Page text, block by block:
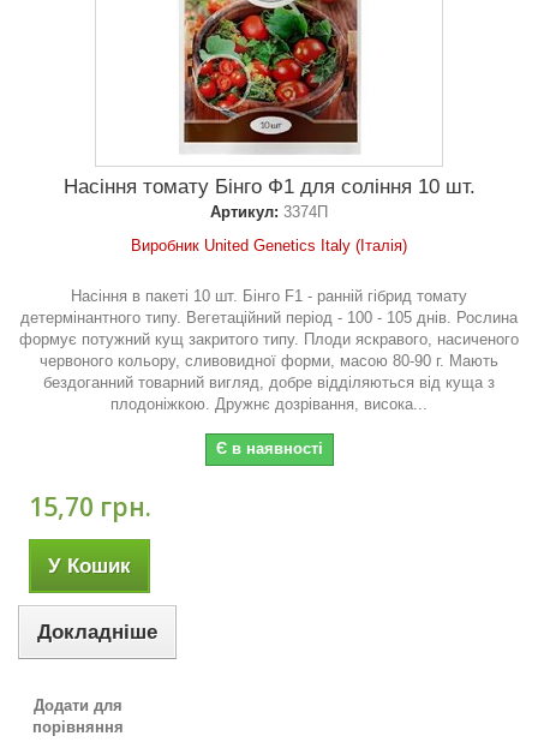
Насіння томату Бінго Ф1 для соління 10 шт.
Артикул: 3374П
Виробник United Genetics Italy (Італія)
Насіння в пакеті 10 шт. Бінго F1 - ранній гібрид томату
детермінантного типу. Вегетаційний період - 100 - 105 днів. Рослина
формує потужний кущ закритого типу. Плоди яскравого, насиченого
червоного кольору, сливовидної форми, масою 80-90 г. Мають
бездоганний товарний вигляд, добре відділяються від куща з
плодоніжкою. Дружнє дозрівання, висока...
Є в наявності
15,70 грн.
У Кошик
Докладніше
Додати для
порівняння